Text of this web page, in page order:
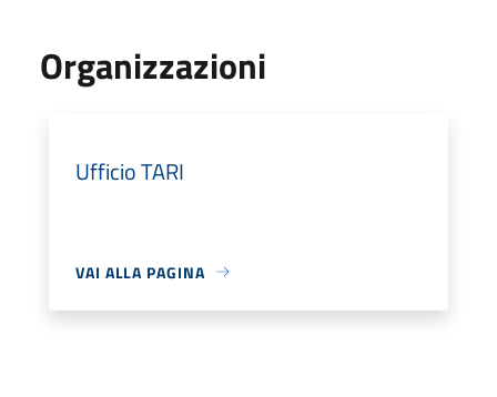
Organizzazioni
Ufficio TARI
VAI ALLA PAGINA